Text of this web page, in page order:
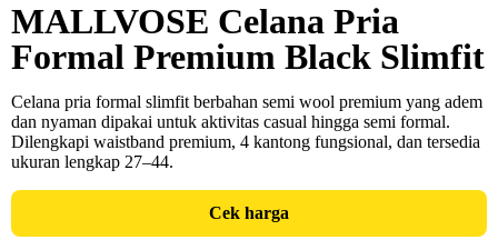
MALLVOSE Celana Pria
Formal Premium Black Slimfit
Celana pria formal slimfit berbahan semi wool premium yang adem
dan nyaman dipakai untuk aktivitas casual hingga semi formal.
Dilengkapi waistband premium, 4 kantong fungsional, dan tersedia
ukuran lengkap 27–44.
Cek harga